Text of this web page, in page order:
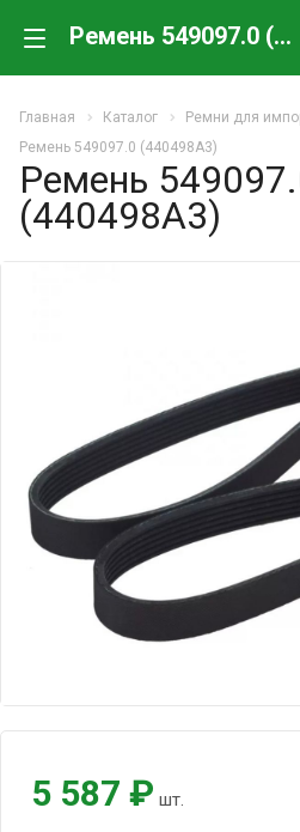
Ремень 549097.0 (440498A3)
Главная Каталог
Ремни для
Ремень 549097.0 (440498A3)
Ремень
(440498A3)
5 587 ₽ шт.